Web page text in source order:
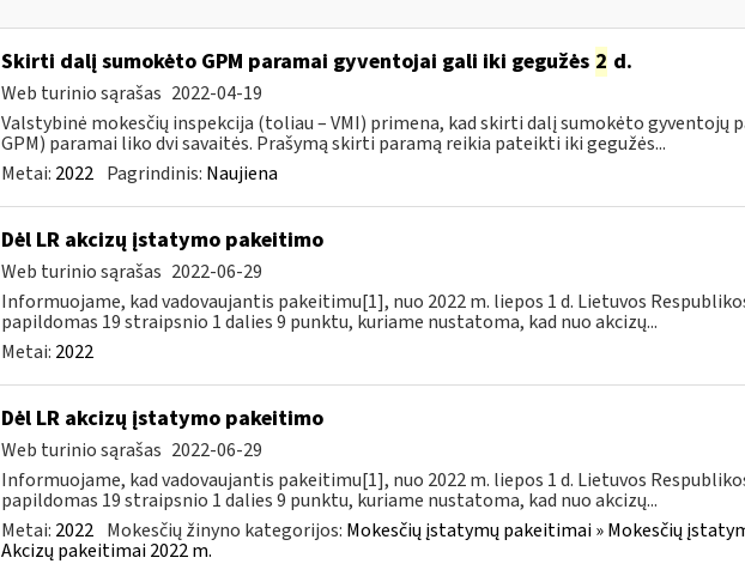
Skirti dalį sumokėto GPM paramai gyventojai gali iki gegužės 2 d.
Web turinio sąrašas 2022-04-19
Valstybinė mokesčių inspekcija (toliau – VMI) primena, kad skirti dalį sumokėto gyventojų
GPM) paramai liko dvi savaitės. Prašymą skirti paramą reikia pateikti iki gegužės...
Metai: 2022 Pagrindinis: Naujiena
Dėl LR akcizų įstatymo pakeitimo
Web turinio sąrašas 2022-06-29
Informuojame, kad vadovaujantis pakeitimu[1], nuo 2022 m. liepos 1 d. Lietuvos
papildomas 19 straipsnio 1 dalies 9 punktu, kuriame nustatoma, kad nuo akcizų...
Metai: 2022
Dėl LR akcizų įstatymo pakeitimo
Web turinio sąrašas 2022-06-29
Informuojame, kad vadovaujantis pakeitimu[1], nuo 2022 m. liepos 1 d. Lietuvos
papildomas 19 straipsnio 1 dalies 9 punktu, kuriame nustatoma, kad nuo akcizų...
Metai: 2022 Mokesčių žinyno kategorijos: Mokesčių įstatymų pakeitimai » Mokesčių
Akcizų pakeitimai 2022 m.